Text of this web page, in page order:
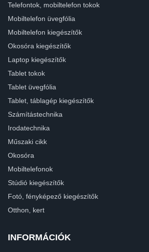
Telefontok, mobiltelefon tokok
Mobiltelefon üvegfólia
Mobiltelefon kiegészítők
Okosóra kiegészítők
Laptop kiegészítők
Tablet tokok
Tablet üvegfólia
Tablet, táblagép kiegészítők
Számítástechnika
Irodatechnika
Műszaki cikk
Okosóra
Mobiltelefonok
Stúdió kiegészítők
Fotó, fényképező kiegészítők
Otthon, kert
INFORMÁCIÓK